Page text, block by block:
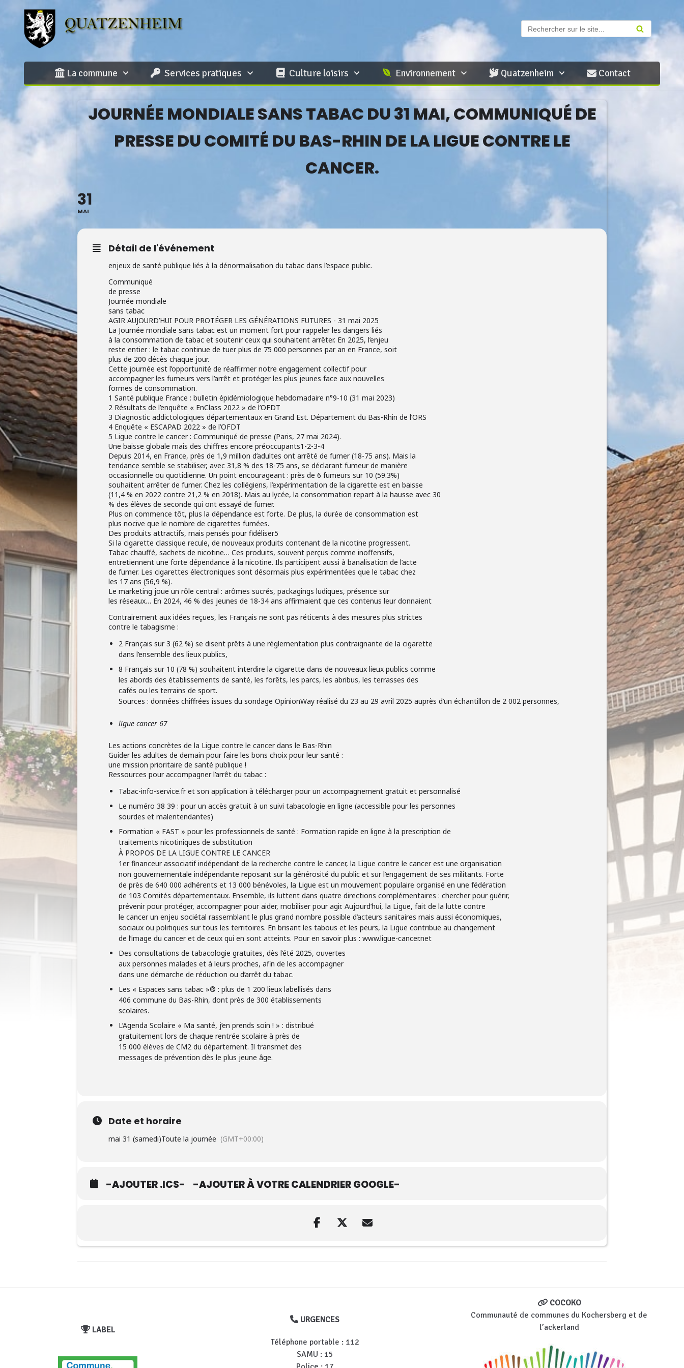
Aller
contenu
La commune Services pratiques Culture loisirs Environnement Quatzenheim Contact
JOURNÉE MONDIALE SANS TABAC DU 31 MAI, COMMUNIQUÉ DE
PRESSE DU COMITÉ DU BAS-RHIN DE LA LIGUE CONTRE LE
CANCER.
31
MAI
Détail de l'événement
enjeux de santé publique liés à la dénormalisation du tabac dans l’espace public.
Communiqué
de presse
Journée mondiale
sans tabac
AGIR AUJOURD’HUI POUR PROTÉGER LES GÉNÉRATIONS FUTURES - 31 mai 2025
La Journée mondiale sans tabac est un moment fort pour rappeler les dangers liés
à la consommation de tabac et soutenir ceux qui souhaitent arrêter. En 2025, l’enjeu
reste entier : le tabac continue de tuer plus de 75 000 personnes par an en France, soit
plus de 200 décès chaque jour.
Cette journée est l’opportunité de réaffirmer notre engagement collectif pour
accompagner les fumeurs vers l’arrêt et protéger les plus jeunes face aux nouvelles
formes de consommation.
1 Santé publique France : bulletin épidémiologique hebdomadaire n°9-10 (31 mai 2023)
2 Résultats de l’enquête « EnClass 2022 » de l’OFDT
3 Diagnostic addictologiques départementaux en Grand Est. Département du Bas-Rhin de l’ORS
4 Enquête « ESCAPAD 2022 » de l’OFDT
5 Ligue contre le cancer : Communiqué de presse (Paris, 27 mai 2024).
Une baisse globale mais des chiffres encore préoccupants1-2-3-4
Depuis 2014, en France, près de 1,9 million d’adultes ont arrêté de fumer (18-75 ans). Mais la
tendance semble se stabiliser, avec 31,8 % des 18-75 ans, se déclarant fumeur de manière
occasionnelle ou quotidienne. Un point encourageant : près de 6 fumeurs sur 10 (59.3%)
souhaitent arrêter de fumer. Chez les collégiens, l’expérimentation de la cigarette est en baisse
(11,4 % en 2022 contre 21,2 % en 2018). Mais au lycée, la consommation repart à la hausse avec 30
% des élèves de seconde qui ont essayé de fumer.
Plus on commence tôt, plus la dépendance est forte. De plus, la durée de consommation est
plus nocive que le nombre de cigarettes fumées.
Des produits attractifs, mais pensés pour fidéliser5
Si la cigarette classique recule, de nouveaux produits contenant de la nicotine progressent.
Tabac chauffé, sachets de nicotine… Ces produits, souvent perçus comme inoffensifs,
entretiennent une forte dépendance à la nicotine. Ils participent aussi à banalisation de l’acte
de fumer. Les cigarettes électroniques sont désormais plus expérimentées que le tabac chez
les 17 ans (56,9 %).
Le marketing joue un rôle central : arômes sucrés, packagings ludiques, présence sur
les réseaux… En 2024, 46 % des jeunes de 18-34 ans affirmaient que ces contenus leur donnaient
Contrairement aux idées reçues, les Français ne sont pas réticents à des mesures plus strictes
contre le tabagisme :
2 Français sur 3 (62 %) se disent prêts à une réglementation plus contraignante de la cigarette
dans l’ensemble des lieux publics,
8 Français sur 10 (78 %) souhaitent interdire la cigarette dans de nouveaux lieux publics comme
les abords des établissements de santé, les forêts, les parcs, les abribus, les terrasses des
cafés ou les terrains de sport.
Sources : données chiffrées issues du sondage OpinionWay réalisé du 23 au 29 avril 2025 auprès d’un échantillon de 2 002 personnes,
ligue cancer 67
Les actions concrètes de la Ligue contre le cancer dans le Bas-Rhin
Guider les adultes de demain pour faire les bons choix pour leur santé :
une mission prioritaire de santé publique !
Ressources pour accompagner l’arrêt du tabac :
Tabac-info-service.fr et son application à télécharger pour un accompagnement gratuit et personnalisé
Le numéro 38 39 : pour un accès gratuit à un suivi tabacologie en ligne (accessible pour les personnes
sourdes et malentendantes)
Formation « FAST » pour les professionnels de santé : Formation rapide en ligne à la prescription de
traitements nicotiniques de substitution
À PROPOS DE LA LIGUE CONTRE LE CANCER
1er financeur associatif indépendant de la recherche contre le cancer, la Ligue contre le cancer est une organisation
non gouvernementale indépendante reposant sur la générosité du public et sur l’engagement de ses militants. Forte
de près de 640 000 adhérents et 13 000 bénévoles, la Ligue est un mouvement populaire organisé en une fédération
de 103 Comités départementaux. Ensemble, ils luttent dans quatre directions complémentaires : chercher pour guérir,
prévenir pour protéger, accompagner pour aider, mobiliser pour agir. Aujourd’hui, la Ligue, fait de la lutte contre
le cancer un enjeu sociétal rassemblant le plus grand nombre possible d’acteurs sanitaires mais aussi économiques,
sociaux ou politiques sur tous les territoires. En brisant les tabous et les peurs, la Ligue contribue au changement
de l’image du cancer et de ceux qui en sont atteints. Pour en savoir plus : www.ligue-cancer.net
Des consultations de tabacologie gratuites, dès l’été 2025, ouvertes
aux personnes malades et à leurs proches, afin de les accompagner
dans une démarche de réduction ou d’arrêt du tabac.
Les « Espaces sans tabac »® : plus de 1 200 lieux labellisés dans
406 commune du Bas-Rhin, dont près de 300 établissements
scolaires.
L’Agenda Scolaire « Ma santé, j’en prends soin ! » : distribué
gratuitement lors de chaque rentrée scolaire à près de
15 000 élèves de CM2 du département. Il transmet des
messages de prévention dès le plus jeune âge.
Date et horaire
mai 31 (samedi)Toute la journée (GMT+00:00)
-AJOUTER .ICS- -AJOUTER À VOTRE CALENDRIER GOOGLE-
LABEL
URGENCES
Téléphone portable : 112
SAMU : 15
COCOKO
Communauté de communes du Kochersberg et de
l’ackerland